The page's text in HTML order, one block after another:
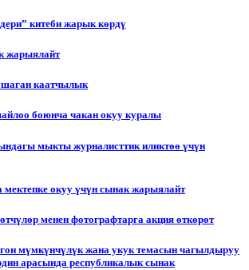
китеби жарык көрдү
жарыялайт
каатчылык
боюнча чакан окуу куралы
мыкты журналисттик иликтөө үчүн
окуу үчүн сынак жарыялайт
менен фотографтарга акция өткөрөт
мүмкүнчүлүк жана укук темасын чагылдыруу
арасында республикалык сынак